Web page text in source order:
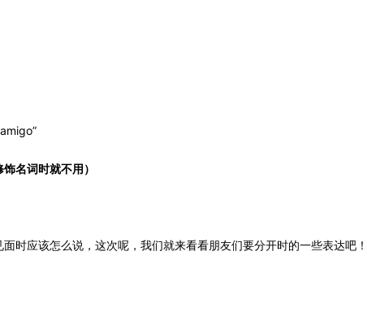
名词时就不用）
时应该怎么说，这次呢，我们就来看看朋友们要分开时的一些表达吧！